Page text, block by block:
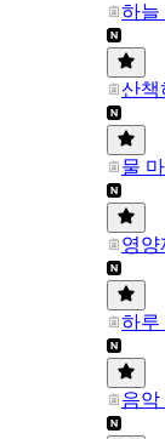
하늘
산책
물
영양
하루
음악